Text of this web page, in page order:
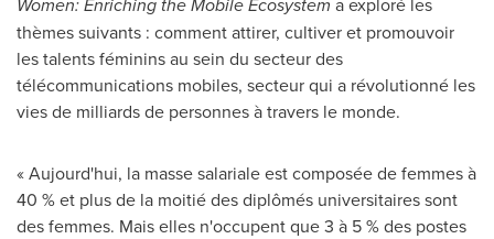
thèmes suivants : comment attirer, cultiver et promouvoir
les talents féminins au sein du secteur des
télécommunications mobiles, secteur qui a révolutionné les
vies de milliards de personnes à travers le monde.
« Aujourd'hui, la masse salariale est composée de femmes à
40 % et plus de la moitié des diplômés universitaires sont
des femmes. Mais elles n'occupent que 3 à 5 % des postes